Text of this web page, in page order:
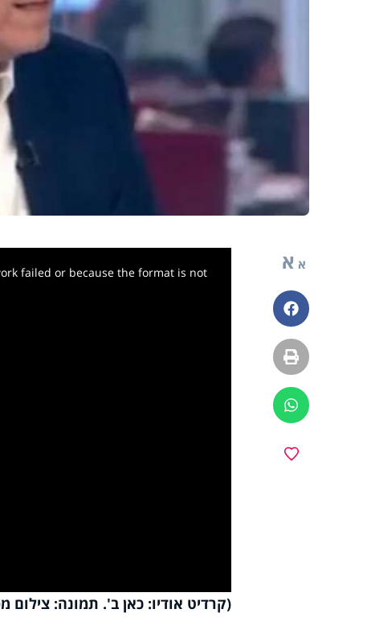
א א
פייסבוק
הדפסה
ווטסאפ
failed or because the format is not
(קרדיט אודיו: כאן ב'. תמונה: צילום